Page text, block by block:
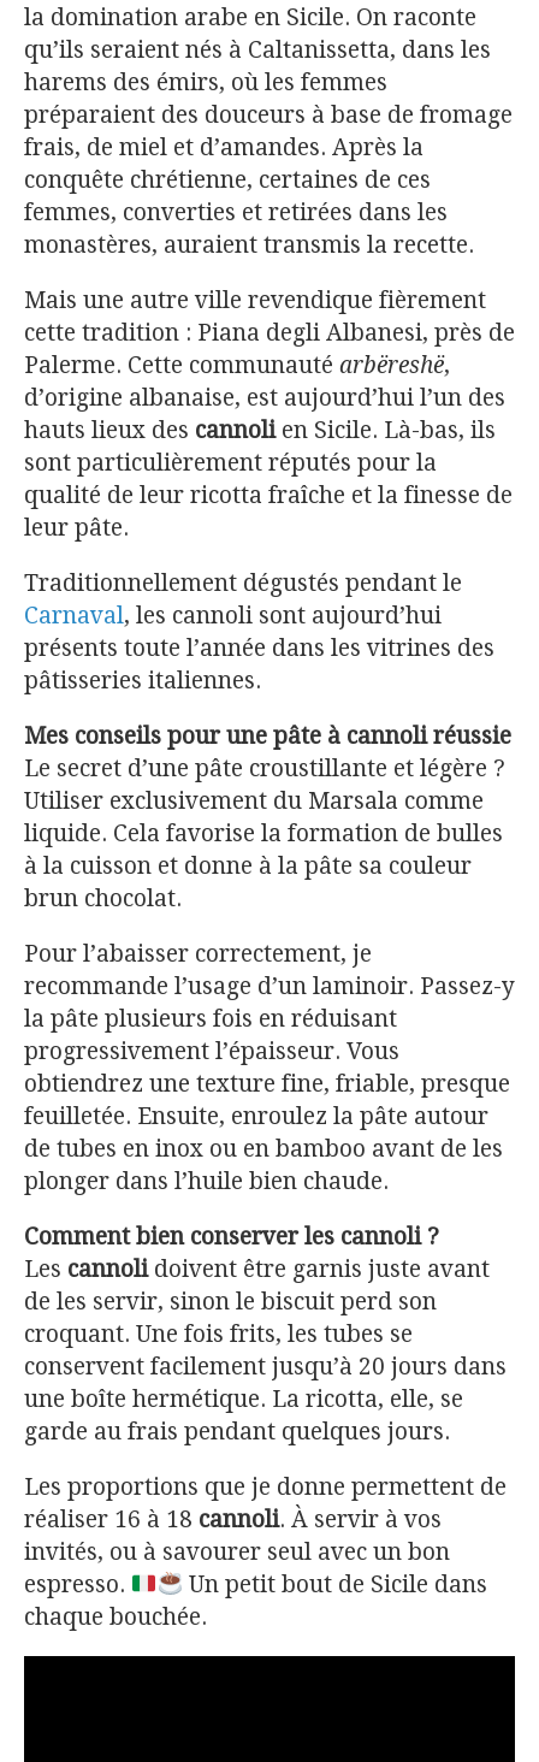
la domination arabe en Sicile. On raconte
qu’ils seraient nés à Caltanissetta, dans les
harems des émirs, où les femmes
préparaient des douceurs à base de fromage
frais, de miel et d’amandes. Après la
conquête chrétienne, certaines de ces
femmes, converties et retirées dans les
monastères, auraient transmis la recette.
Mais une autre ville revendique fièrement
cette tradition : Piana degli Albanesi, près de
Palerme. Cette communauté arbëreshë,
d’origine albanaise, est aujourd’hui l’un des
hauts lieux des cannolien Sicile. Là-bas, ils
sont particulièrement réputés pour la
qualité de leur ricotta fraîche et la finesse de
leur pâte.
Traditionnellement dégustés pendant le
Carnaval, les cannoli sont aujourd’hui
présents toute l’année dans les vitrines des
pâtisseries italiennes.
Mes conseils pour une pâte à cannoli réussie
Le secret d’une pâte croustillante et légère ?
Utiliser exclusivement du Marsala comme
liquide. Cela favorise la formation de bulles
à la cuisson et donne à la pâte sa couleur
brun chocolat.
Pour l’abaisser correctement, je
recommande l’usage d’un laminoir. Passez-y
la pâte plusieurs fois en réduisant
progressivement l’épaisseur. Vous
obtiendrez une texture fine, friable, presque
feuilletée. Ensuite, enroulez la pâte autour
de tubes en inox ou en bamboo avant de les
plonger dans l’huile bien chaude.
Comment bien conserver les cannoli ?
Les cannolidoivent être garnis juste avant
de les servir, sinon le biscuit perd son
croquant. Une fois frits, les tubes se
conservent facilement jusqu’à 20 jours dans
une boîte hermétique. La ricotta, elle, se
garde au frais pendant quelques jours.
Les proportions que je donne permettent de
réaliser 16 à 18 cannoli. À servir à vos
invités, ou à savourer seul avec un bon
espresso.
Un petit bout de Sicile dans
chaque bouchée.